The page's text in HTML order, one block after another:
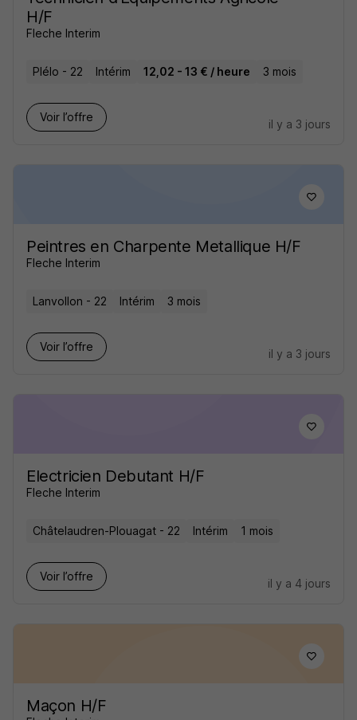
H/F
Fleche Interim
Plélo - 22 Intérim 12,02 - 13 € / heure 3 mois
Voir l’offre
il y a 3 jours
Peintres en Charpente Metallique H/F
Fleche Interim
Lanvollon - 22 Intérim 3 mois
Voir l’offre
il y a 3 jours
Electricien Debutant H/F
Fleche Interim
Châtelaudren-Plouagat - 22 Intérim 1 mois
Voir l’offre
il y a 4 jours
Maçon H/F